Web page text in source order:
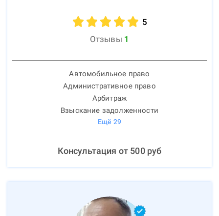
5
Отзывы 1
Автомобильное право
Административное право
Арбитраж
Взыскание задолженности
Ещё 29
Консультация от 500руб